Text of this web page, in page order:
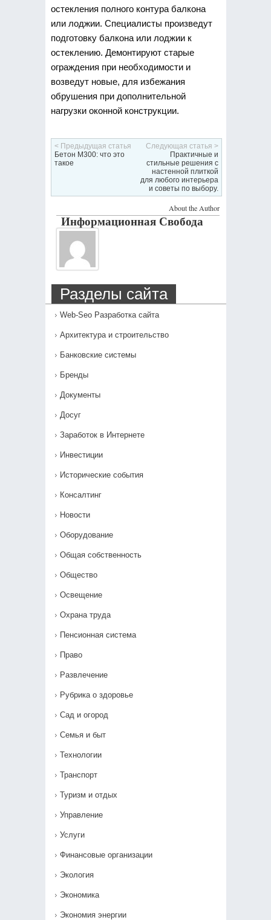
остекления полного контура балкона
или лоджии. Специалисты произведут
подготовку балкона или лоджии к
остеклению. Демонтируют старые
ограждения при необходимости и
возведут новые, для избежания
обрушения при дополнительной
нагрузки оконной конструкции.
< Предыдущая статья
Бетон М300: что это
такое
Следующая статья >
Практичные и
стильные решения с
настенной плиткой
для любого интерьера
и советы по выбору.
About the Author
Информационная Свобода
Разделы сайта
Web-Seo Разработка сайта
Архитектура и строительство
Банковские системы
Бренды
Документы
Досуг
Заработок в Интернете
Инвестиции
Исторические события
Консалтинг
Новости
Оборудование
Общая собственность
Общество
Освещение
Охрана труда
Пенсионная система
Право
Развлечение
Рубрика о здоровье
Сад и огород
Семья и быт
Технологии
Транспорт
Туризм и отдых
Управление
Услуги
Финансовые организации
Экология
Экономика
Экономия энергии